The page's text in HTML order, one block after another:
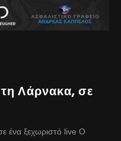
Λάρνακα, σε
ένα ξεχωριστό live Ο